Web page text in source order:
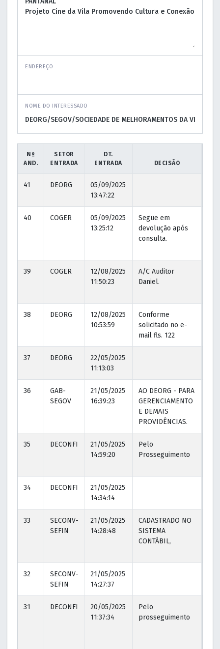
ENDEREÇO
NOME DO INTERESSADO
Nº
AND.
SETOR
ENTRADA
DT.
ENTRADA
DECISÃO
41 DEORG
05/09/2025
13:47:22
40 COGER
05/09/2025
13:25:12
Segue em
devolução após
consulta.
39 COGER
12/08/2025
11:50:23
A/C Auditor
Daniel.
38 DEORG
12/08/2025
10:53:59
Conforme
solicitado no e-
mail fls. 122
37 DEORG
22/05/2025
11:13:03
36
GAB-
SEGOV
21/05/2025
16:39:23
AO DEORG - PARA
GERENCIAMENTO
E DEMAIS
PROVIDÊNCIAS.
35 DECONFI
21/05/2025
14:59:20
Pelo
Prosseguimento
34 DECONFI
21/05/2025
14:34:14
33
SECONV-
SEFIN
21/05/2025
14:28:48
CADASTRADO NO
SISTEMA
CONTÁBIL,
32
SECONV-
SEFIN
21/05/2025
14:27:37
31 DECONFI
20/05/2025
11:37:34
Pelo
prosseguimento